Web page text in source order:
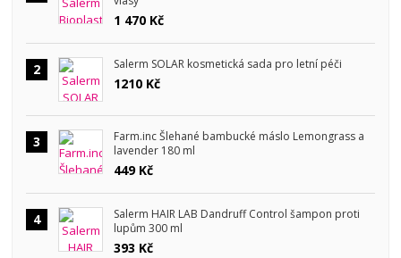
1 470 Kč
2 Salerm SOLAR kosmetická sada pro letní péči
1210 Kč
3
Farm.inc Šlehané bambucké máslo Lemongrass a
lavender 180 ml
449 Kč
4
Salerm HAIR LAB Dandruff Control šampon proti
lupům 300 ml
393 Kč